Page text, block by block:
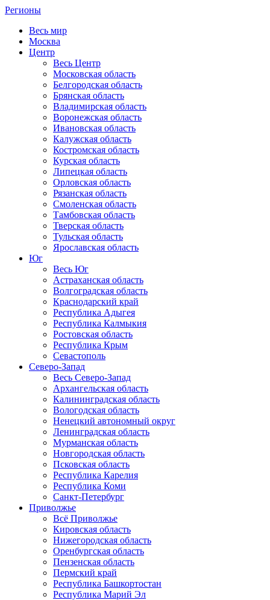
Регионы
Весь мир
Москва
Центр
Весь Центр
Московская область
Белгородская область
Брянская область
Владимирская область
Воронежская область
Ивановская область
Калужская область
Костромская область
Курская область
Липецкая область
Орловская область
Рязанская область
Смоленская область
Тамбовская область
Тверская область
Тульская область
Ярославская область
Юг
Весь Юг
Астраханская область
Волгоградская область
Краснодарский край
Республика Адыгея
Республика Калмыкия
Ростовская область
Республика Крым
Севастополь
Северо-Запад
Весь Северо-Запад
Архангельская область
Калининградская область
Вологодская область
Ненецкий автономный округ
Ленинградская область
Мурманская область
Новгородская область
Псковская область
Республика Карелия
Республика Коми
Санкт-Петербург
Приволжье
Всё Приволжье
Кировская область
Нижегородская область
Оренбургская область
Пензенская область
Пермский край
Республика Башкортостан
Республика Марий Эл